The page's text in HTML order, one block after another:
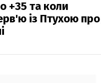
+35 та коли
із Птухою про